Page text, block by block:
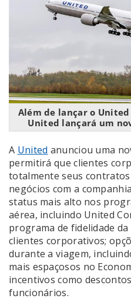
Além de lançar o
United lançará um
A United anunciou uma
permitirá que clientes
totalmente seus
negócios com a
status mais alto nos
aérea, incluindo United
programa de fidelidade
clientes corporativos;
durante a viagem,
mais espaçosos no
incentivos como
funcionários.